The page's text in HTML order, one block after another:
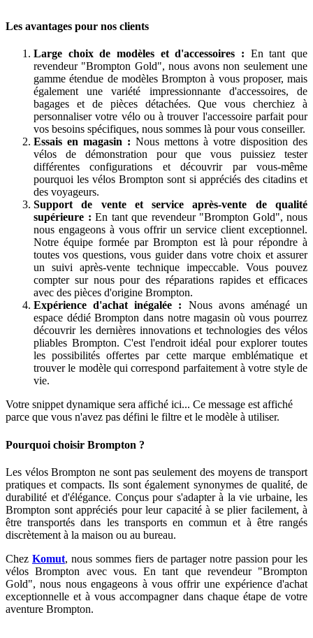
Les avantages pour nos clients
Large choix de modèles et d'accessoires : En tant que
revendeur "Brompton Gold", nous avons non seulement une
gamme étendue de modèles Brompton à vous proposer, mais
également une variété impressionnante d'accessoires, de
bagages et de pièces détachées. Que vous cherchiez à
personnaliser votre vélo ou à trouver l'accessoire parfait pour
vos besoins spécifiques, nous sommes là pour vous conseiller.
Essais en magasin : Nous mettons à votre disposition des
vélos de démonstration pour que vous puissiez tester
différentes configurations et découvrir par vous-même
pourquoi les vélos Brompton sont si appréciés des citadins et
des voyageurs.
Support de vente et service après-vente de qualité
supérieure : En tant que revendeur "Brompton Gold", nous
nous engageons à vous offrir un service client exceptionnel.
Notre équipe formée par Brompton est là pour répondre à
toutes vos questions, vous guider dans votre choix et assurer
un suivi après-vente technique impeccable. Vous pouvez
compter sur nous pour des réparations rapides et efficaces
avec des pièces d'origine Brompton.
Expérience d'achat inégalée : Nous avons aménagé un
espace dédié Brompton dans notre magasin où vous pourrez
découvrir les dernières innovations et technologies des vélos
pliables Brompton. C'est l'endroit idéal pour explorer toutes
les possibilités offertes par cette marque emblématique et
trouver le modèle qui correspond parfaitement à votre style de
vie.
Votre snippet dynamique sera affiché ici... Ce message est affiché
parce que vous n'avez pas défini le filtre et le modèle à utiliser.
Pourquoi choisir Brompton ?
Les vélos Brompton ne sont pas seulement des moyens de transport
pratiques et compacts. Ils sont également synonymes de qualité, de
durabilité et d'élégance. Conçus pour s'adapter à la vie urbaine, les
Brompton sont appréciés pour leur capacité à se plier facilement, à
être transportés dans les transports en commun et à être rangés
discrètement à la maison ou au bureau.
Chez Komut, nous sommes fiers de partager notre passion pour les
vélos Brompton avec vous. En tant que revendeur "Brompton
Gold", nous nous engageons à vous offrir une expérience d'achat
exceptionnelle et à vous accompagner dans chaque étape de votre
aventure Brompton.